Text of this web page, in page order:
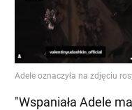
"Wspaniała Adele